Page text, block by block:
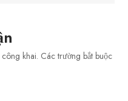
khai. Các trường bắt buộc